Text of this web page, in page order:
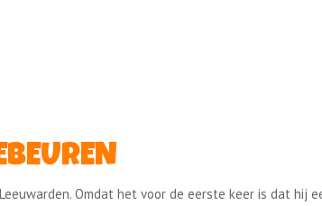
Omdat het voor de eerste keer is dat hij